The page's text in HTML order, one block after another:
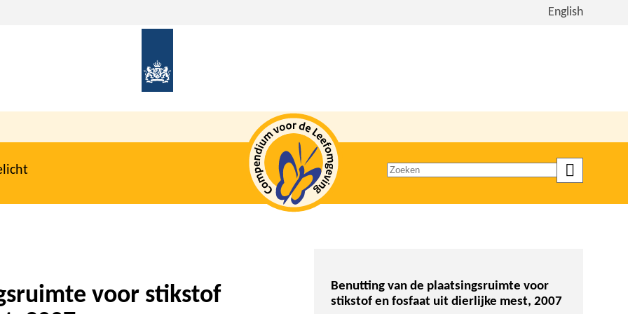
Bekijk
English
Zoeken
voor stikstof
Benutting van de plaatsingsruimte voor
stikstof en fosfaat uit dierlijke mest, 2007